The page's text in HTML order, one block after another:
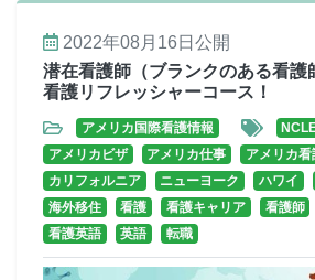
2022年08月16日 公開
潜在看護師（ブランクのある看護
看護リフレッシャーコース！
アメリカ国際看護情報
アメリカビザ
アメリカ仕事
アメリカ看
カリフォルニア
ニューヨーク ハワイ
海外移住
看護 看護キャリア 看護師
看護英語
英語 転職